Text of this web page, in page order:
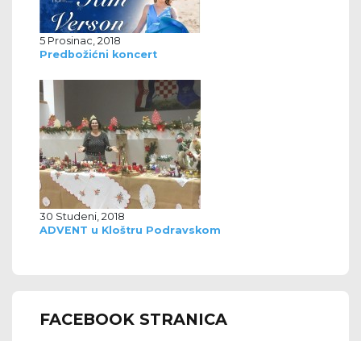
5 Prosinac, 2018
Predbožićni koncert
30 Studeni, 2018
ADVENT u Kloštru Podravskom
FACEBOOK STRANICA